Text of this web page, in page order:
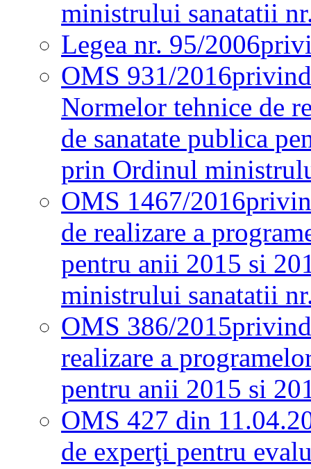
ministrului sanatatii
Legea nr. 95/2006
OMS 931/2016
Normelor tehnice de
de sanatate publica
prin Ordinul
OMS 1467/2016
de realizare a
pentru anii 2015 si
ministrului sanatatii
OMS 386/2015
realizare a
pentru anii 2015 si
OMS 427 din
de experţi pentru